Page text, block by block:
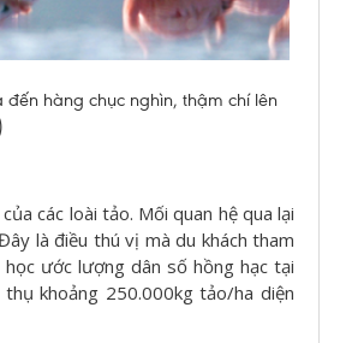
hàng chục nghìn, thậm chí lên
các loài tảo. Mối quan hệ qua lại
là điều thú vị mà du khách tham
ước lượng dân số hồng hạc tại
khoảng 250.000kg tảo/ha diện